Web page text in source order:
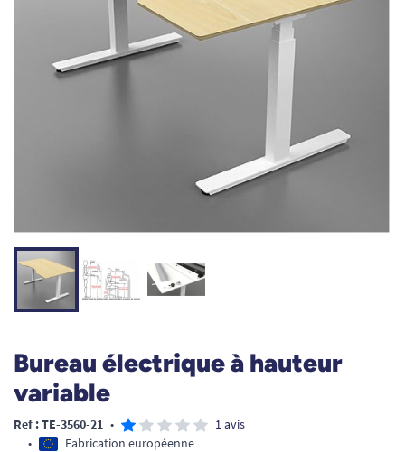
Bureau électrique à hauteur
variable
Ref : TE-3560-21 •
1 avis
•
Fabrication européenne